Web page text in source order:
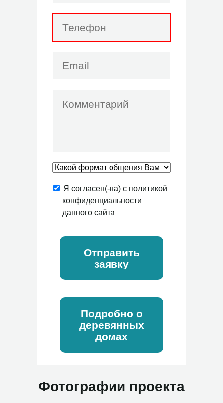
Я согласен(-на) с политикой
конфиденциальности
данного сайта
Отправить
заявку
Подробно о
деревянных
домах
Фотографии проекта